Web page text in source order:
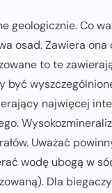
geologicznie. Co
osad. Zawiera
to te
być
najwięcej
Uważać
wodę ubogą w
Dla